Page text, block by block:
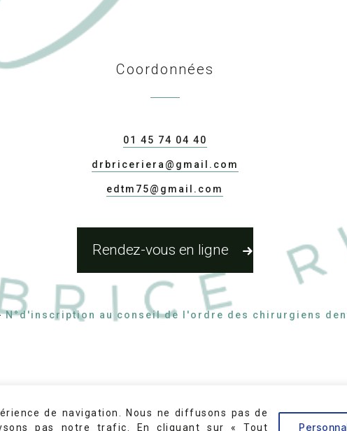
de navigation. Nous ne diffusons pas de
pas notre trafic. En cliquant sur « Tout
Coordonnées
01 45 74 04 40
drbriceriera@gmail.com
edtm75@gmail.com
Rendez-vous en ligne
N°d'inscription au conseil de l'ordre des chirurgiens